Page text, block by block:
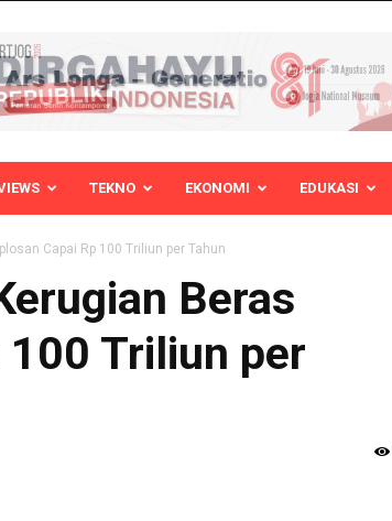
TEKNO EKONOMI EDUKASI
Capai Rp 100 Triliun per Tahun
Beras
100 Triliun per